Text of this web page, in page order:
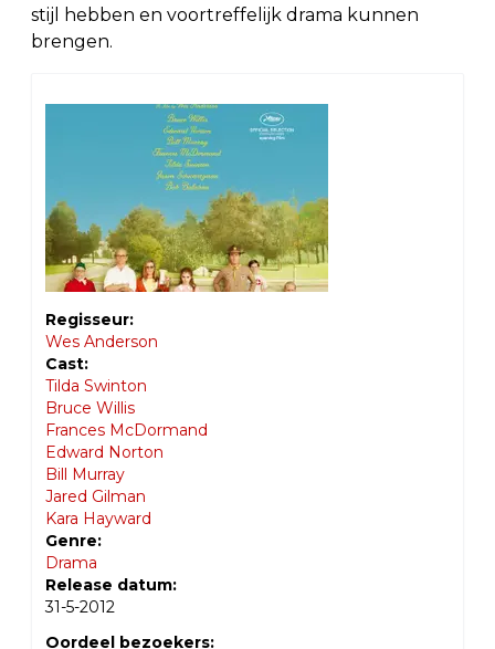
stijl hebben en voortreffelijk drama kunnen
brengen.
Regisseur:
Wes Anderson
Cast:
Tilda Swinton
Bruce Willis
Frances McDormand
Edward Norton
Bill Murray
Jared Gilman
Kara Hayward
Genre:
Drama
Release datum:
31-5-2012
Oordeel bezoekers: